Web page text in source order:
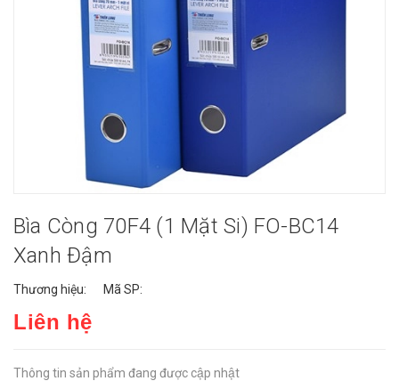
Bìa Còng 70F4 (1 Mặt Si) FO-BC14
Xanh Đậm
Thương hiệu: Mã SP:
Liên hệ
Thông tin sản phẩm đang được cập nhật